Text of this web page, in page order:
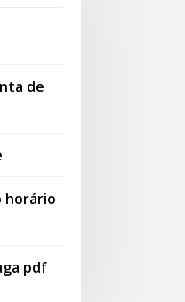
de
horário
pdf